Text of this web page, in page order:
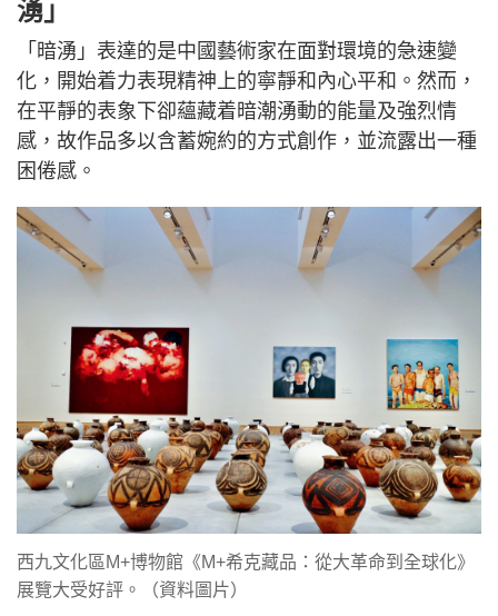
湧」
「暗湧」表達的是中國藝術家在面對環境的急速變
化，開始着力表現精神上的寧靜和內心平和。然而，
在平靜的表象下卻蘊藏着暗潮湧動的能量及強烈情
感，故作品多以含蓄婉約的方式創作，並流露出一種
困倦感。
西九文化區M+博物館《M+希克藏品：從大革命到全球化》
展覽大受好評。（資料圖片）